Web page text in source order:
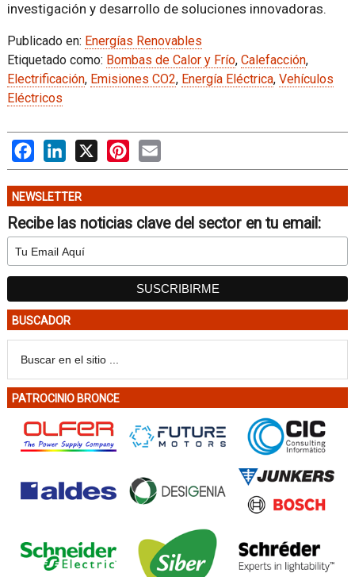
investigación y desarrollo de soluciones innovadoras.
Publicado en: Energías Renovables
Etiquetado como: Bombas de Calor y Frío, Calefacción,
Electrificación, Emisiones CO2, Energía Eléctrica, Vehículos
Eléctricos
FacebookLinkedIn
X PinterestEmail
NEWSLETTER
Recibe las noticias clave del sector en tu email:
BUSCADOR
PATROCINIO BRONCE